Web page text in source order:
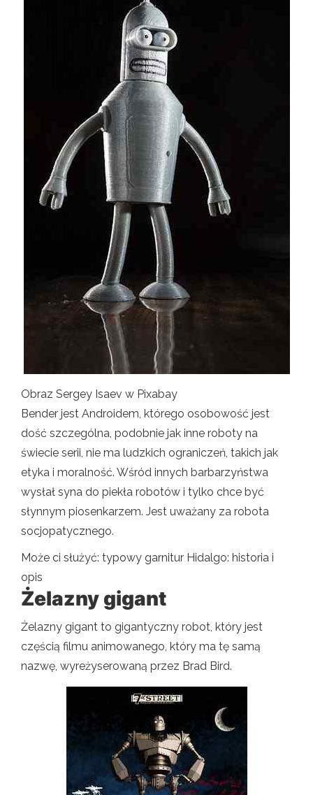
Obraz Sergey Isaev w Pixabay
Bender jest Androidem, którego osobowość jest
dość szczególna, podobnie jak inne roboty na
świecie serii, nie ma ludzkich ograniczeń, takich jak
etyka i moralność. Wśród innych barbarzyństwa
wysłał syna do piekła robotów i tylko chce być
słynnym piosenkarzem. Jest uważany za robota
socjopatycznego.
Może ci służyć: typowy garnitur Hidalgo: historia i
opis
Żelazny gigant
Żelazny gigant to gigantyczny robot, który jest
częścią filmu animowanego, który ma tę samą
nazwę, wyreżyserowaną przez Brad Bird.